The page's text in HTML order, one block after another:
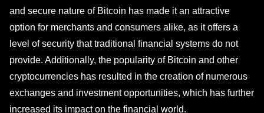
and secure nature of Bitcoin has made it an attractive
option for merchants and consumers alike, as it offers a
level of security that traditional financial systems do not
provide. Additionally, the popularity of Bitcoin and other
cryptocurrencies has resulted in the creation of numerous
exchanges and investment opportunities, which has further
increased its impact on the financial world.